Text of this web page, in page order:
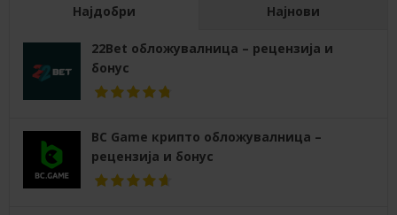
Најдобри Најнови
22Bet обложувалница – рецензија и
бонус
BC Game крипто обложувалница –
рецензија и бонус